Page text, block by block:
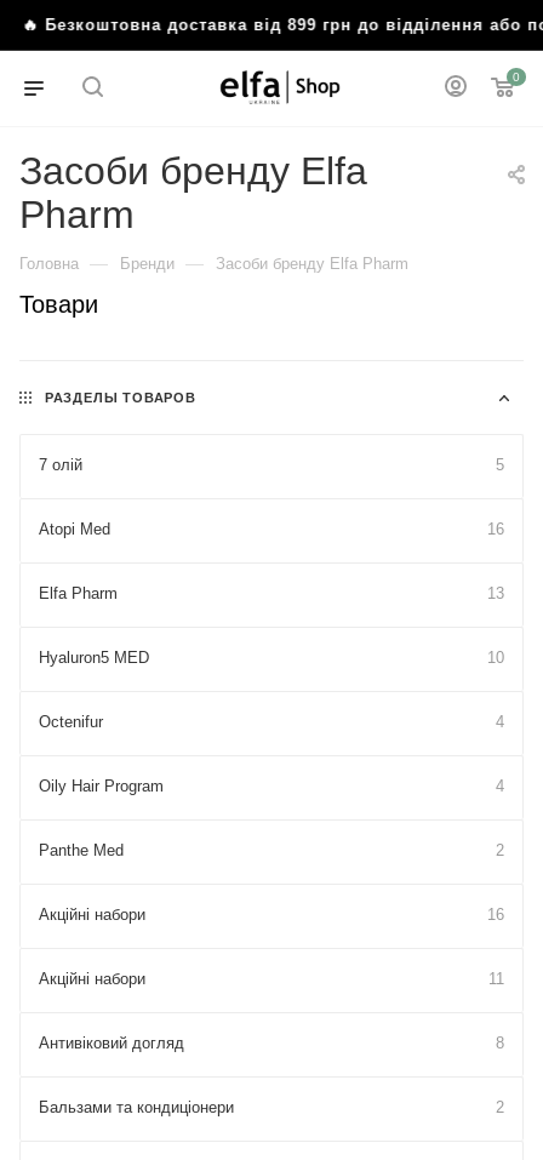
Безкоштовна доставка від 899 грн до відділення або
0
Засоби бренду Elfa
Pharm
Головна — Бренди — Засоби бренду Elfa Pharm
Товари
РАЗДЕЛЫ ТОВАРОВ
7 олій 5
Atopi Med 16
Elfa Pharm 13
Hyaluron5 MED 10
Octenifur 4
Oily Hair Program 4
Panthe Med 2
Акційні набори 16
Акційні набори 11
Антивіковий догляд 8
Бальзами та кондиціонери 2